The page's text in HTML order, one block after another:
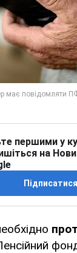
першими у
на
Підписатися